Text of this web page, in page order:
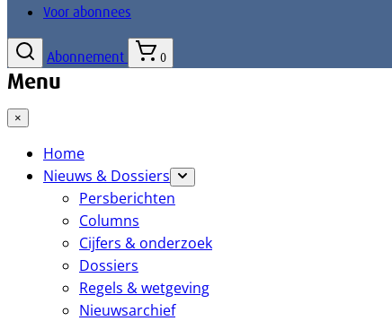
Voor abonnees
Abonnement 0
Menu
×
Home
Nieuws & Dossiers
Persberichten
Columns
Cijfers & onderzoek
Dossiers
Regels & wetgeving
Nieuwsarchief